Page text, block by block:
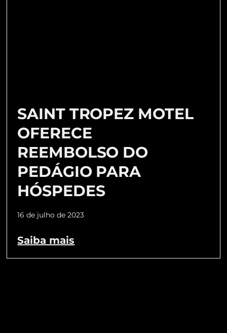
SAINT TROPEZ MOTEL
OFERECE
REEMBOLSO DO
PEDÁGIO PARA
HÓSPEDES
16 de julho de 2023
Saiba mais